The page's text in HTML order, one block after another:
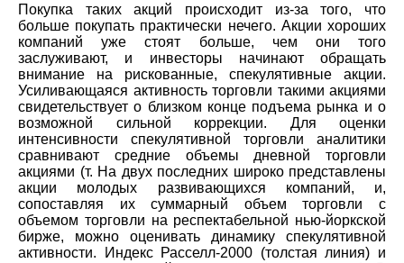
Покупка таких акций происходит из-за того, что
больше покупать практически нечего. Акции хороших
компаний уже стоят больше, чем они того
заслуживают, и инвесторы начинают обращать
внимание на рискованные, спекулятивные акции.
Усиливающаяся активность торговли такими акциями
свидетельствует о близком конце подъема рынка и о
возможной сильной коррекции. Для оценки
интенсивности спекулятивной торговли аналитики
сравнивают средние объемы дневной торговли
акциями (т. На двух последних широко представлены
акции молодых развивающихся компаний, и,
сопоставляя их суммарный объем торговли с
объемом торговли на респектабельной нью-йоркской
бирже, можно оценивать динамику спекулятивной
активности. Индекс Расселл-2000 (толстая линия) и